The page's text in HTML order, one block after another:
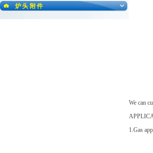
炉头附件
We can
1.Gas